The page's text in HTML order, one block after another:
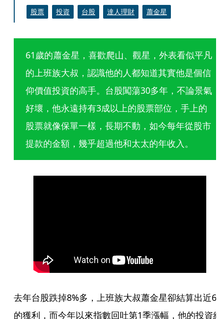
股票 投資 台股 達人理財 蕭金星
61歲的蕭金星，喜歡爬山、觀星，外表看似平凡
的上班族大叔，認識他的人都知道其實他是個信
仰價值投資的高手。台股闖蕩30多年，不論景氣
好壞，他永遠持有3成以上的股票部位，手上的
股票就像保單一樣，長期不動，如今每年從股市
提款的金額，幾乎超過他和太太的年收入。
去年台股跌掉8%多，上班族大叔蕭金星卻結算出近
的獲利，而今年以來指數回吐第1季漲幅，他的投資